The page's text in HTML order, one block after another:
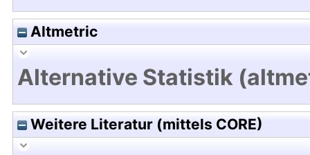
Altmetric
Alternative Statistik
Weitere Literatur (mittels CORE)